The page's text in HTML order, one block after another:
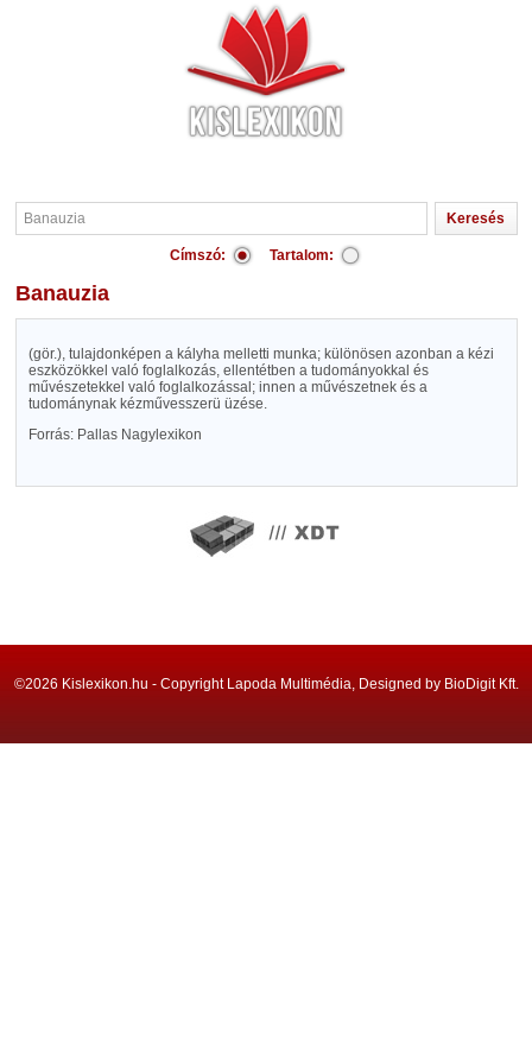
Címszó: Tartalom:
Banauzia
(gör.), tulajdonképen a kályha melletti munka; különösen azonban a kézi
eszközökkel való foglalkozás, ellentétben a tudományokkal és
művészetekkel való foglalkozással; innen a művészetnek és a
tudománynak kézművesszerü üzése.
Forrás: Pallas Nagylexikon
©2026 Kislexikon.hu - Copyright Lapoda Multimédia, Designed by BioDigit Kft.